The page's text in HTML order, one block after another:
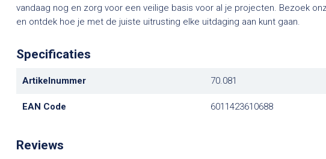
vandaag nog en zorg voor een veilige basis voor al je projecten. Bezoek
en ontdek hoe je met de juiste uitrusting elke uitdaging aan kunt gaan.
Specificaties
Artikelnummer 70.081
EAN Code 6011423610688
Reviews